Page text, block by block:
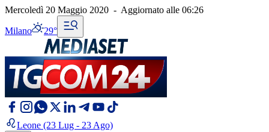
Mercoledì 20 Maggio 2020 - Aggiornato alle 06:26
Milano 29°
Leone (23 Lug - 23 Ago)